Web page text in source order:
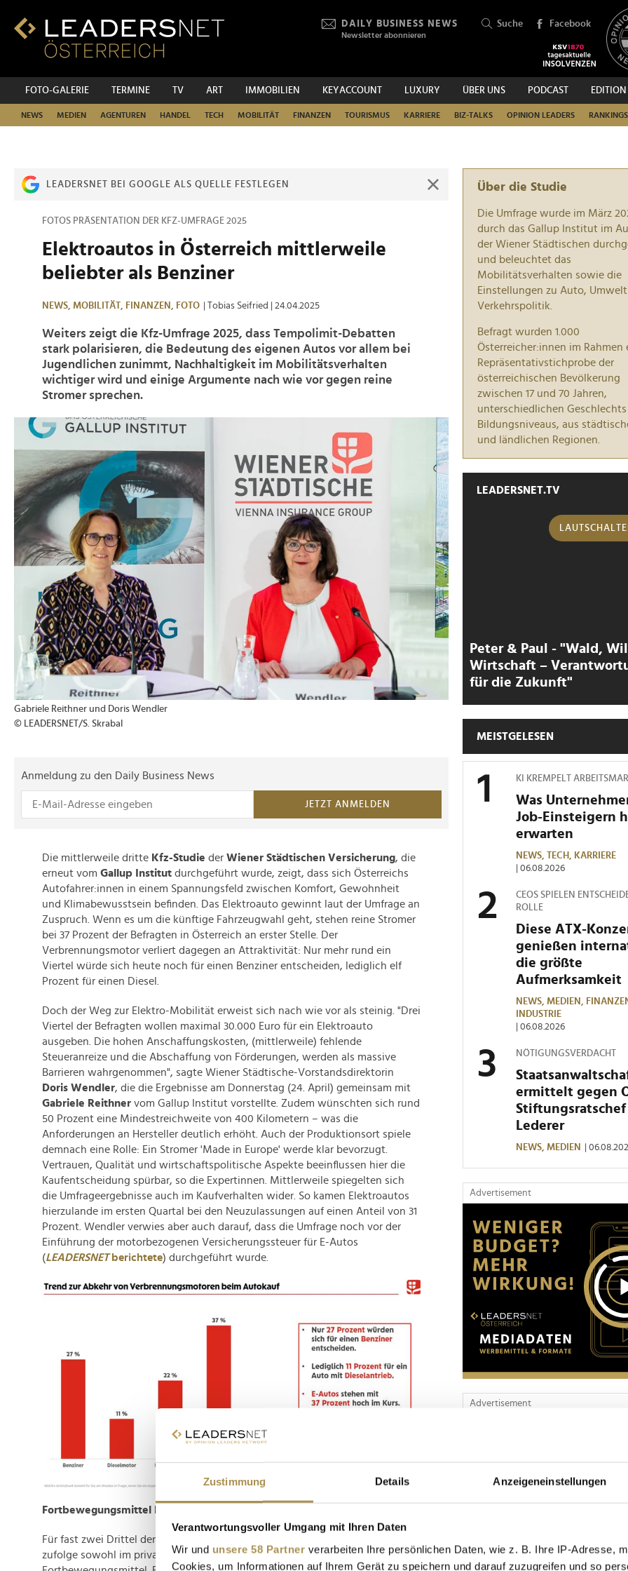
Zustimmung Details Anzeigeneinstellungen
Verantwortungsvoller Umgang mit Ihren Daten
Wir und unsere 58 Partner verarbeiten Ihre persönlichen Daten, wie z. B. Ihre IP-Adresse,
Cookies, um Informationen auf Ihrem Gerät zu speichern und darauf zuzugreifen und so
Inhalt
Fußzeilen-
DAILY BUSINESS NEWS
Newsletter abonnieren
Suche Facebook
FOTO-GALERIE TERMINE TV ART IMMOBILIEN KEYACCOUNT LUXURY ÜBER UNS PODCAST EDITION
NEWS MEDIEN AGENTUREN HANDEL TECH MOBILITÄT FINANZEN TOURISMUS KARRIERE BIZ-TALKS OPINION LEADERS RANKINGS
SUCHEN
LEADERSNET BEI GOOGLE ALS QUELLE FESTLEGEN
FOTOS PRÄSENTATION DER KFZ-UMFRAGE 2025
Elektroautos in Österreich mittlerweile
beliebter als Benziner
NEWS, MOBILITÄT, FINANZEN, FOTO | Tobias Seifried | 24.04.2025
Weiters zeigt die Kfz-Umfrage 2025, dass Tempolimit-Debatten
stark polarisieren, die Bedeutung des eigenen Autos vor allem bei
Jugendlichen zunimmt, Nachhaltigkeit im Mobilitätsverhalten
wichtiger wird und einige Argumente nach wie vor gegen reine
Stromer sprechen.
Gabriele Reithner und Doris Wendler
© LEADERSNET/S. Skrabal
Anmeldung zu den Daily Business News
JETZT ANMELDEN
Die mittlerweile dritte Kfz-Studie der Wiener Städtischen Versicherung, die
erneut vom Gallup Institut durchgeführt wurde, zeigt, dass sich Österreichs
Autofahrer:innen in einem Spannungsfeld zwischen Komfort, Gewohnheit
und Klimabewusstsein befinden. Das Elektroauto gewinnt laut der Umfrage an
Zuspruch. Wenn es um die künftige Fahrzeugwahl geht, stehen reine Stromer
bei 37 Prozent der Befragten in Österreich an erster Stelle. Der
Verbrennungsmotor verliert dagegen an Attraktivität: Nur mehr rund ein
Viertel würde sich heute noch für einen Benziner entscheiden, lediglich elf
Prozent für einen Diesel.
Doch der Weg zur Elektro-Mobilität erweist sich nach wie vor als steinig. "Drei
Viertel der Befragten wollen maximal 30.000 Euro für ein Elektroauto
ausgeben. Die hohen Anschaffungskosten, (mittlerweile) fehlende
Steueranreize und die Abschaffung von Förderungen, werden als massive
Barrieren wahrgenommen", sagte Wiener Städtische-Vorstandsdirektorin
Doris Wendler, die die Ergebnisse am Donnerstag (24. April) gemeinsam mit
Gabriele Reithner vom Gallup Institut vorstellte. Zudem wünschten sich rund
50 Prozent eine Mindestreichweite von 400 Kilometern – was die
Anforderungen an Hersteller deutlich erhöht. Auch der Produktionsort spiele
demnach eine Rolle: Ein Stromer 'Made in Europe' werde klar bevorzugt.
Vertrauen, Qualität und wirtschaftspolitische Aspekte beeinflussen hier die
Kaufentscheidung spürbar, so die Expertinnen. Mittlerweile spiegelten sich
die Umfrageergebnisse auch im Kaufverhalten wider. So kamen Elektroautos
hierzulande im ersten Quartal bei den Neuzulassungen auf einen Anteil von 31
Prozent. Wendler verwies aber auch darauf, dass die Umfrage noch vor der
Einführung der motorbezogenen Versicherungssteuer für E-Autos
(LEADERSNETberichtete) durchgeführt wurde.
Fortbewegungsmittel Nummer eins
Für fast zwei Drittel der Österreicher:innen ist das Auto der Umfrage
zufolge sowohl im privaten als auch beruflichen Alltag ein zentrales
Über die Studie
Die Umfrage wurde im März
durch das Gallup Institut im
der Wiener Städtischen
und beleuchtet das
Mobilitätsverhalten sowie die
Einstellungen zu Auto,
Verkehrspolitik.
Befragt wurden 1.000
Österreicher:innen im Rahmen
Repräsentativstichprobe der
österreichischen Bevölkerung
zwischen 17 und 70 Jahren,
unterschiedlichen Geschlechts
Bildungsniveaus, aus
und ländlichen Regionen.
LEADERSNET.TV
Peter & Paul - "Wald,
Wirtschaft –
für die Zukunft"
MEISTGELESEN
KI KREMPELT
Was
Job-Einsteigern
erwarten
NEWS, TECH,
KARRIERE
| 06.08.2026
CEOS SPIELEN
ROLLE
Diese ATX-
genießen
die größte
Aufmerksamkeit
NEWS, MEDIEN,
INDUSTRIE
| 06.08.2026
NÖTIGUNGSVERDACHT
ermittelt gegen
Stiftungsratschef
Lederer
NEWS, MEDIEN |
Advertisement
Advertisement